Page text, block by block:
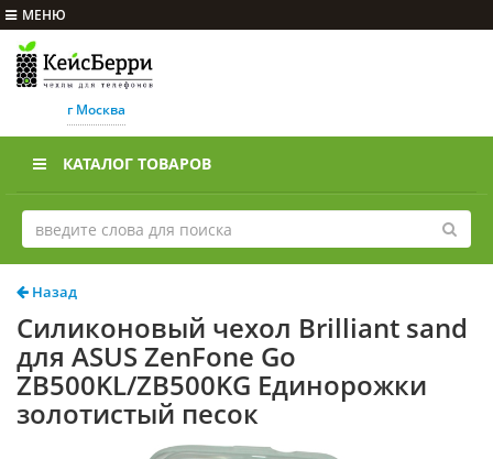
МЕНЮ
г Москва
КАТАЛОГ ТОВАРОВ
Назад
Силиконовый чехол Brilliant sand
для ASUS ZenFone Go
ZB500KL/ZB500KG Единорожки
золотистый песок